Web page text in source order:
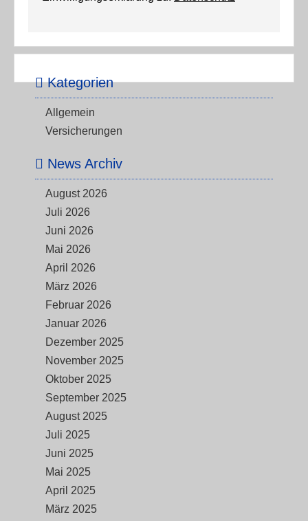
Kategorien
Allgemein
Versicherungen
News Archiv
August 2026
Juli 2026
Juni 2026
Mai 2026
April 2026
März 2026
Februar 2026
Januar 2026
Dezember 2025
November 2025
Oktober 2025
September 2025
August 2025
Juli 2025
Juni 2025
Mai 2025
April 2025
März 2025